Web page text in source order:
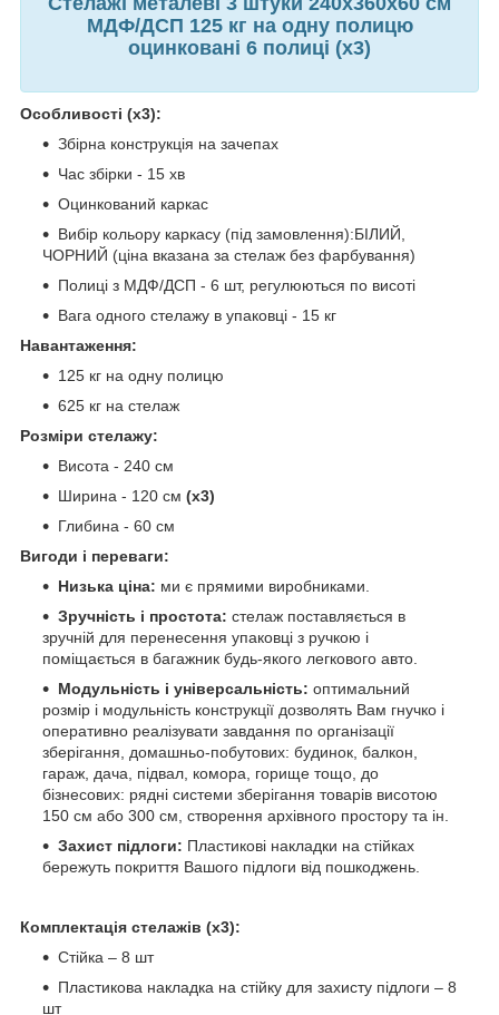
МДФ/ДСП 125 кг на одну полицю
оцинковані 6 полиці (х3)
Особливості (х3):
Збірна конструкція на зачепах
Час збірки - 15 хв
Оцинкований каркас
Вибір кольору каркасу (під замовлення):БІЛИЙ,
ЧОРНИЙ (ціна вказана за стелаж без фарбування)
Полиці з МДФ/ДСП - 6 шт, регулюються по висоті
Вага одного стелажу в упаковці - 15 кг
Навантаження:
125 кг на одну полицю
625 кг на стелаж
Розміри стелажу:
Висота - 240 см
Ширина - 120 см (х3)
Глибина - 60 см
Вигоди і переваги:
Низька ціна: ми є прямими виробниками.
Зручність і простота: стелаж поставляється в
зручній для перенесення упаковці з ручкою і
поміщається в багажник будь-якого легкового авто.
Модульність і універсальність: оптимальний
розмір і модульність конструкції дозволять Вам гнучко і
оперативно реалізувати завдання по організації
зберігання, домашньо-побутових: будинок, балкон,
гараж, дача, підвал, комора, горище тощо, до
бізнесових: рядні системи зберігання товарів висотою
150 см або 300 см, створення архівного простору та ін.
Захист підлоги: Пластикові накладки на стійках
бережуть покриття Вашого підлоги від пошкоджень.
Комплектація стелажів (х3):
Стійка – 8 шт
Пластикова накладка на стійку для захисту підлоги – 8
шт